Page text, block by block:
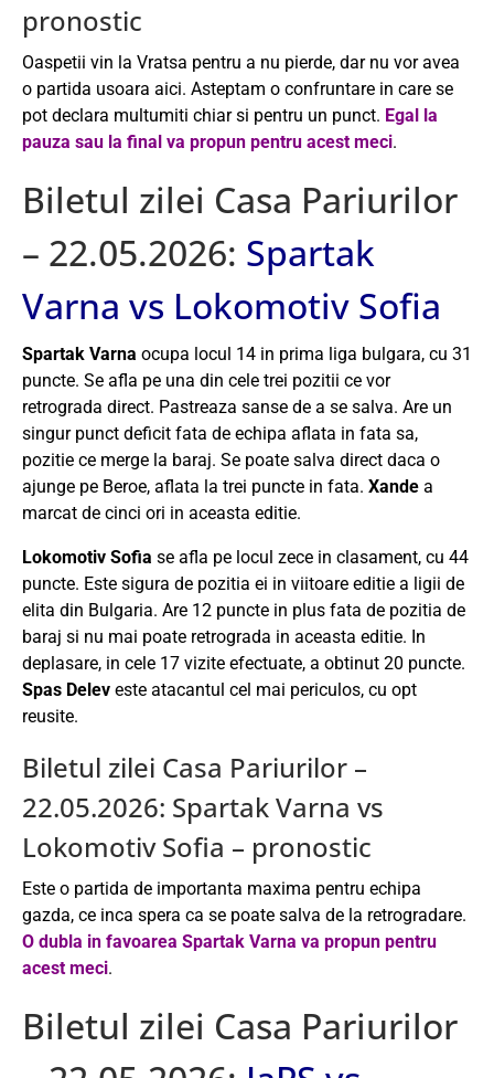
pronostic
Oaspetii vin la Vratsa pentru a nu pierde, dar nu vor avea
o partida usoara aici. Asteptam o confruntare in care se
pot declara multumiti chiar si pentru un punct. Egal la
pauza sau la final va propun pentru acest meci.
Biletul zilei Casa Pariurilor
– 22.05.2026: Spartak
Varna vs Lokomotiv Sofia
Spartak Varna ocupa locul 14 in prima liga bulgara, cu 31
puncte. Se afla pe una din cele trei pozitii ce vor
retrograda direct. Pastreaza sanse de a se salva. Are un
singur punct deficit fata de echipa aflata in fata sa,
pozitie ce merge la baraj. Se poate salva direct daca o
ajunge pe Beroe, aflata la trei puncte in fata. Xande a
marcat de cinci ori in aceasta editie.
Lokomotiv Sofia se afla pe locul zece in clasament, cu 44
puncte. Este sigura de pozitia ei in viitoare editie a ligii de
elita din Bulgaria. Are 12 puncte in plus fata de pozitia de
baraj si nu mai poate retrograda in aceasta editie. In
deplasare, in cele 17 vizite efectuate, a obtinut 20 puncte.
Spas Delev este atacantul cel mai periculos, cu opt
reusite.
Biletul zilei Casa Pariurilor –
22.05.2026: Spartak Varna vs
Lokomotiv Sofia – pronostic
Este o partida de importanta maxima pentru echipa
gazda, ce inca spera ca se poate salva de la retrogradare.
O dubla in favoarea Spartak Varna va propun pentru
acest meci.
Biletul zilei Casa Pariurilor